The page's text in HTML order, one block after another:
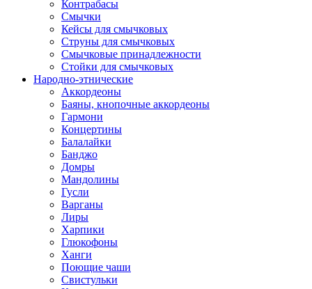
Контрабасы
Смычки
Кейсы для смычковых
Струны для смычковых
Смычковые принадлежности
Стойки для смычковых
Народно-этнические
Аккордеоны
Баяны, кнопочные аккордеоны
Гармони
Концертины
Балалайки
Банджо
Домры
Мандолины
Гусли
Варганы
Лиры
Харпики
Глюкофоны
Ханги
Поющие чаши
Свистульки